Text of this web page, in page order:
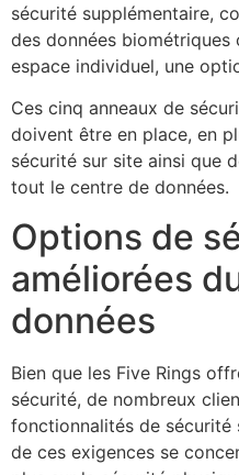
sécurité supplémentaire,
des données
espace individuel, une
Ces cinq anneaux de
doivent être en place, en
sécurité sur site ainsi que
tout le centre de données.
Options de
améliorées
données
Bien que les Five Rings
sécurité, de nombreux
fonctionnalités de sécurité
de ces exigences se